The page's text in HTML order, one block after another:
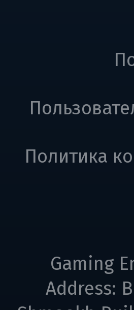
Политика
Gaming
Address: